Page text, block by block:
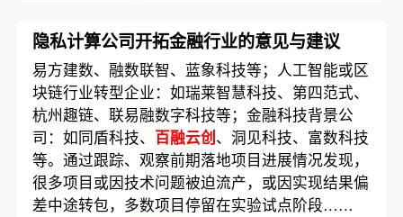
隐私计算公司开拓金融行业的意见与建议
易方建数、融数联智、蓝象科技等；人工智能或区
块链行业转型企业：如瑞莱智慧科技、第四范式、
杭州趣链、联易融数字科技等；金融科技背景公
司：如同盾科技、 百融云创、洞见科技、富数科技
等。通过跟踪、观察前期落地项目进展情况发现，
很多项目或因技术问题被迫流产，或因实现结果偏
差中途转包，多数项目停留在实验试点阶段……